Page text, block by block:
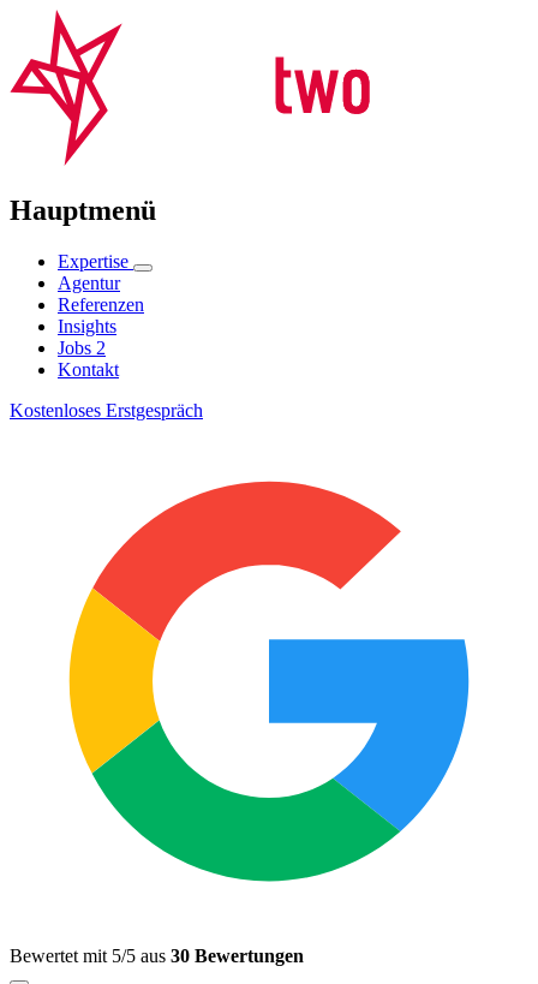
Hauptmenü
Expertise
Agentur
Referenzen
Insights
Jobs 2
Kontakt
Kostenloses Erstgespräch
Bewertet mit 5/5 aus 30 Bewertungen